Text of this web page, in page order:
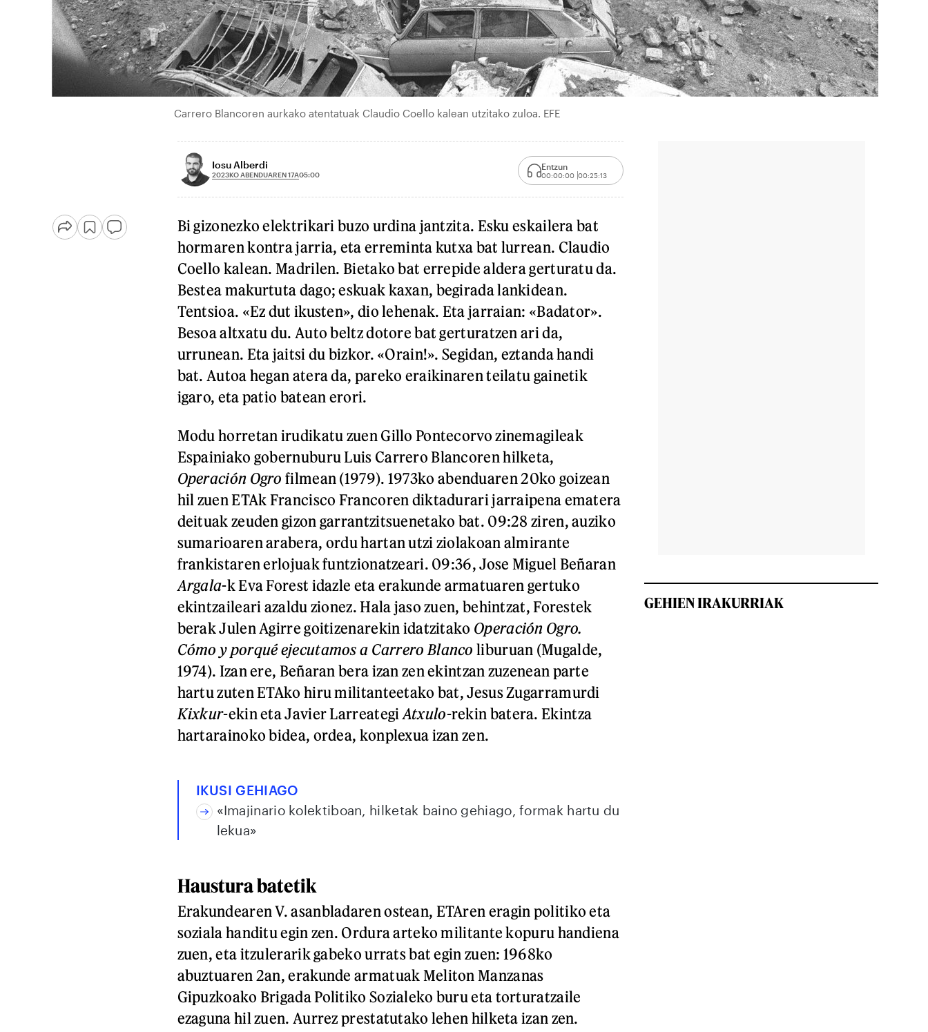
Carrero Blancoren aurkako atentatuak Claudio Coello kalean utzitako zuloa. EFE
Iosu Alberdi
2023KO ABENDUAREN 17A05:00
Entzun
00:00:00 00:25:13
Bi gizonezko elektrikari buzo urdina jantzita. Esku eskailera bat
hormaren kontra jarria, eta erreminta kutxa bat lurrean. Claudio
Coello kalean. Madrilen. Bietako bat errepide aldera gerturatu da.
Bestea makurtuta dago; eskuak kaxan, begirada lankidean.
Tentsioa. «Ez dut ikusten», dio lehenak. Eta jarraian: «Badator».
Besoa altxatu du. Auto beltz dotore bat gerturatzen ari da,
urrunean. Eta jaitsi du bizkor. «Orain!». Segidan, eztanda handi
bat. Autoa hegan atera da, pareko eraikinaren teilatu gainetik
igaro, eta patio batean erori.
Modu horretan irudikatu zuen Gillo Pontecorvo zinemagileak
Espainiako gobernuburu Luis Carrero Blancoren hilketa,
Operación Ogro filmean (1979). 1973ko abenduaren 20ko goizean
hil zuen ETAk Francisco Francoren diktadurari jarraipena ematera
deituak zeuden gizon garrantzitsuenetako bat. 09:28 ziren, auziko
sumarioaren arabera, ordu hartan utzi ziolakoan almirante
frankistaren erlojuak funtzionatzeari. 09:36, Jose Miguel Beñaran
Argala-k Eva Forest idazle eta erakunde armatuaren gertuko
ekintzaileari azaldu zionez. Hala jaso zuen, behintzat, Forestek
berak Julen Agirre goitizenarekin idatzitako Operación Ogro.
Cómo y porqué ejecutamos a Carrero Blanco liburuan (Mugalde,
1974). Izan ere, Beñaran bera izan zen ekintzan zuzenean parte
hartu zuten ETAko hiru militanteetako bat, Jesus Zugarramurdi
Kixkur-ekin eta Javier Larreategi Atxulo-rekin batera. Ekintza
hartarainoko bidea, ordea, konplexua izan zen.
IKUSI GEHIAGO
«Imajinario kolektiboan, hilketak baino gehiago, formak hartu du
lekua»
Haustura batetik
Erakundearen V. asanbladaren ostean, ETAren eragin politiko eta
soziala handitu egin zen. Ordura arteko militante kopuru handiena
zuen, eta itzulerarik gabeko urrats bat egin zuen: 1968ko
abuztuaren 2an, erakunde armatuak Meliton Manzanas
Gipuzkoako Brigada Politiko Sozialeko buru eta torturatzaile
ezaguna hil zuen. Aurrez prestatutako lehen hilketa izan zen.
GEHIEN IRAKURRIAK